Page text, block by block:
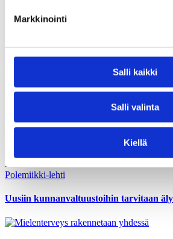
Markkinointi
Salli kaikki
Salli valinta
Kiellä
Oppimisen ja koulunkäynnin tuen
30.03.2025
Polemiikki-lehti
Elämän oppimisen mahdollisuus on lahja
30.03.2025
Polemiikki-lehti
Uusiin kunnanvaltuustoihin tarvitaan